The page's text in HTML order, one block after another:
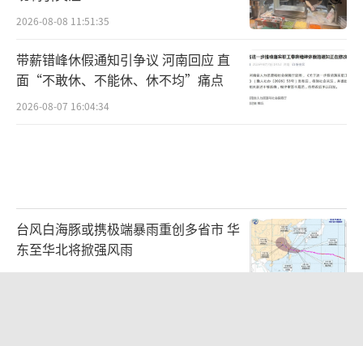
2026-08-08 11:51:35
带薪错峰休假通知引争议 河南回应 直
面“不敢休、不能休、休不均”痛点
2026-08-07 16:04:34
台风白海豚或携极端暴雨重创多省市 华
东至华北将掀强风雨
2026-08-08 10:48:39